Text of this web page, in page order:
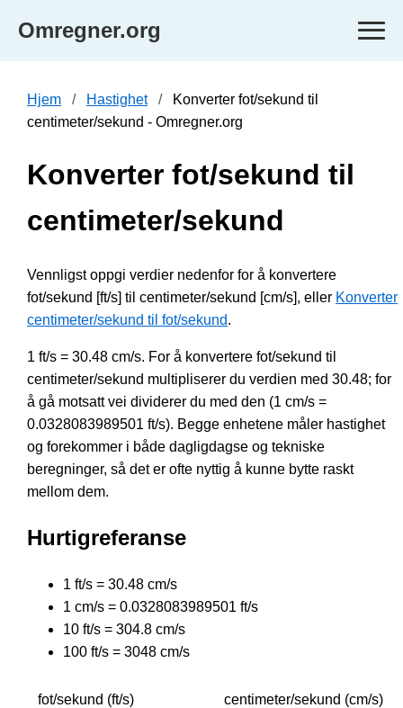
Omregner.org
Hjem Hastighet
Konverter fot/sekund til
centimeter/sekund - Omregner.org
Konverter fot/sekund til
centimeter/sekund
Vennligst oppgi verdier nedenfor for å konvertere
fot/sekund [ft/s] til centimeter/sekund [cm/s], eller Konverter
centimeter/sekund til fot/sekund.
1 ft/s = 30.48 cm/s. For å konvertere fot/sekund til
centimeter/sekund multipliserer du verdien med 30.48; for
å gå motsatt vei dividerer du med den (1 cm/s =
0.0328083989501 ft/s). Begge enhetene måler hastighet
og forekommer i både dagligdagse og tekniske
beregninger, så det er ofte nyttig å kunne bytte raskt
mellom dem.
Hurtigreferanse
1 ft/s = 30.48 cm/s
1 cm/s = 0.0328083989501 ft/s
10 ft/s = 304.8 cm/s
100 ft/s = 3048 cm/s
fot/sekund (ft/s) centimeter/sekund (cm/s)